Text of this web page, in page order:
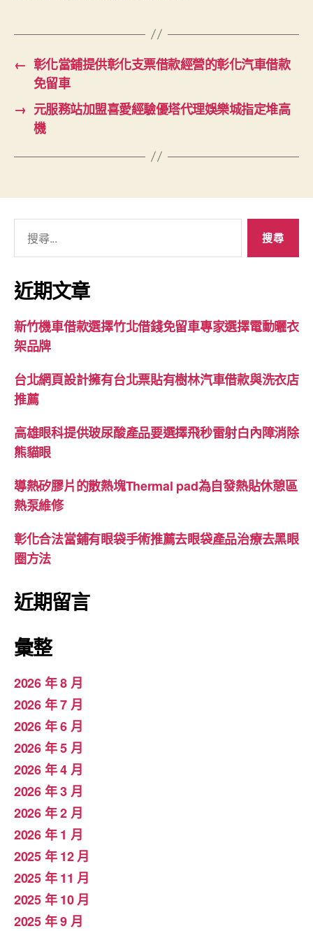
← 彰化當鋪提供彰化支票借款經營的彰化汽車借款
免留車
→ 元服務站加盟喜愛經驗優塔代理娛樂城指定堆高
機
關
鍵
字:
近期文章
新竹機車借款選擇竹北借錢免留車專家選擇電動曬衣
架品牌
台北網頁設計擁有台北票貼有樹林汽車借款與洗衣店
推薦
高雄眼科提供玻尿酸產品要選擇飛秒雷射白內障消除
熊貓眼
導熱矽膠片的散熱塊Thermal pad為自發熱貼休憩區
熱泵維修
彰化合法當鋪有眼袋手術推薦去眼袋產品治療去黑眼
圈方法
近期留言
彙整
2026 年 8 月
2026 年 7 月
2026 年 6 月
2026 年 5 月
2026 年 4 月
2026 年 3 月
2026 年 2 月
2026 年 1 月
2025 年 12 月
2025 年 11 月
2025 年 10 月
2025 年 9 月